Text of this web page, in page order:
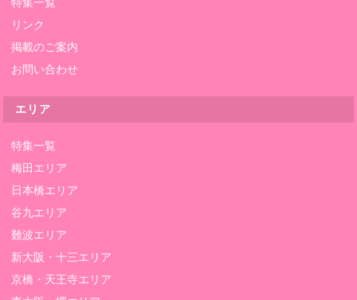
リンク
掲載のご案内
お問い合わせ
エリア
特集一覧
梅田エリア
日本橋エリア
谷九エリア
難波エリア
新大阪・十三エリア
京橋・天王寺エリア